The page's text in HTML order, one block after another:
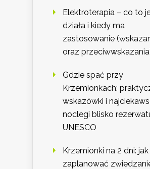
Elektroterapia – co to
działa i kiedy ma
zastosowanie
oraz
Gdzie spać przy
Krzemionkach:
wskazówki i
noclegi blisko
UNESCO
Krzemionki na 2 dni: jak
zaplanować